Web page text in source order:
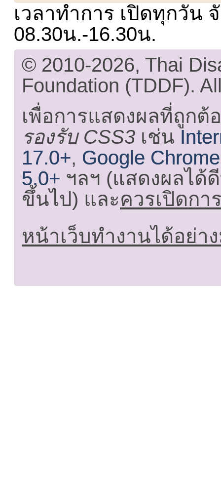
เวลาทำการ เปิดทุกวัน
08.30น.-16.30น.
© 2010-2026, Thai
Foundation (TDDF).
เพื่อการแสดงผลที่ถูกต้
รองรับ CSS3 เช่น
17.0+, Google
5.0+ ฯลฯ (แสดงผลได้
ขึ้นไป) และควรเปิดกา
หน้าเว็บทำงานได้อย่า